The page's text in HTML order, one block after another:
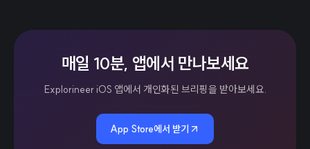
매일 10분, 앱에서 만나보세요
Explorineer iOS 앱에서 개인화된 브리핑을 받아보세요.
App Store에서 받기